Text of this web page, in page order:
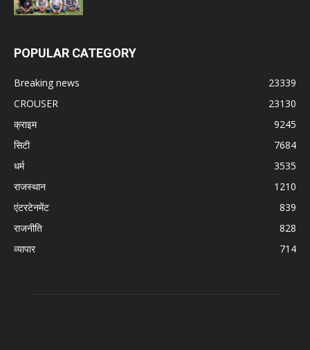
POPULAR CATEGORY
Breaking news
23339
CROUSER
23130
क्राइम
9245
सिटी
7684
धर्म
3535
राजस्थान
1210
एंटरटेनमेंट
839
राजनीति
828
व्यापार
714